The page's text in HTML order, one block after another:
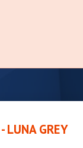
LUNA GREY